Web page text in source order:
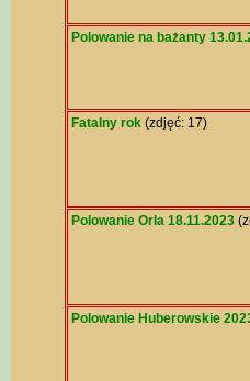
Polowanie na bażanty
Fatalny rok(zdjęć: 17)
Polowanie Orla 18.11.2023
Polowanie Huberowskie